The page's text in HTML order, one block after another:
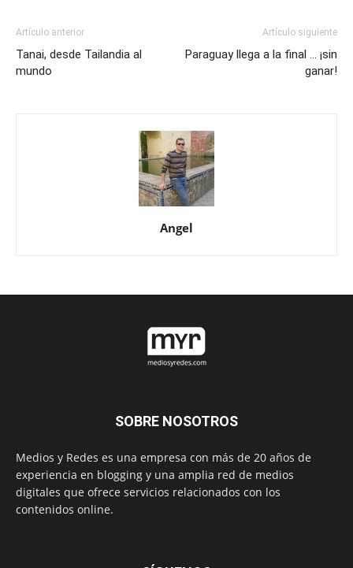
Artículo anterior
Tanai, desde Tailandia al
mundo
Artículo siguiente
Paraguay llega a la final … ¡sin
ganar!
Angel
SOBRE NOSOTROS
Medios y Redes es una empresa con más de 20 años de
experiencia en blogging y una amplia red de medios
digitales que ofrece servicios relacionados con los
contenidos online.